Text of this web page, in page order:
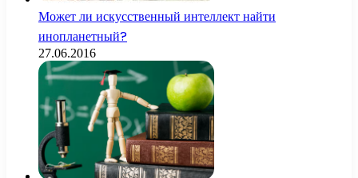
Может ли искусственный интеллект найти
инопланетный?
27.06.2016